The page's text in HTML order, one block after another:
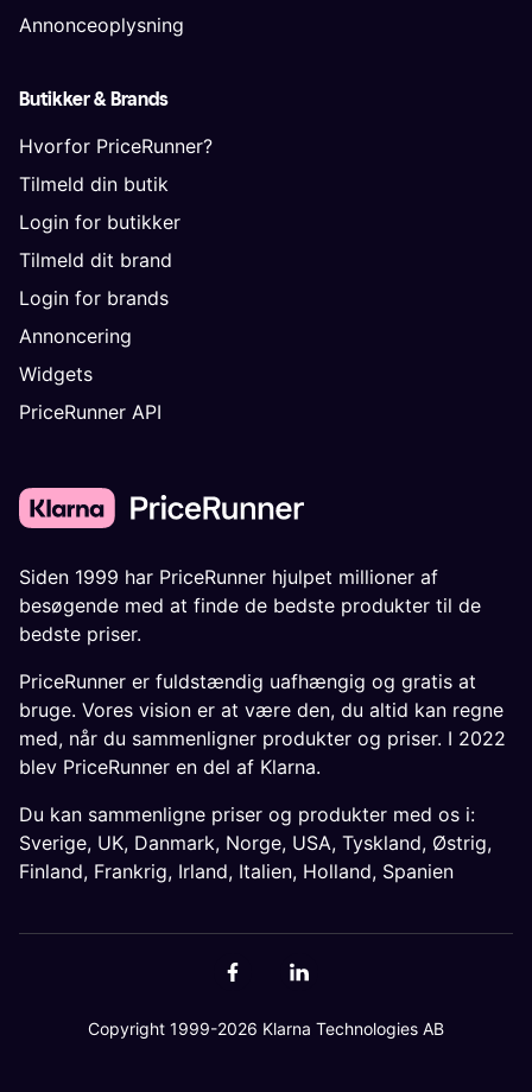
Annonceoplysning
Butikker & Brands
Hvorfor PriceRunner?
Tilmeld din butik
Login for butikker
Tilmeld dit brand
Login for brands
Annoncering
Widgets
PriceRunner API
Siden 1999 har PriceRunner hjulpet millioner af
besøgende med at finde de bedste produkter til de
bedste priser.
PriceRunner er fuldstændig uafhængig og gratis at
bruge. Vores vision er at være den, du altid kan regne
med, når du sammenligner produkter og priser. I 2022
blev PriceRunner en del af Klarna.
Du kan sammenligne priser og produkter med os i:
Sverige, UK, Danmark, Norge, USA, Tyskland, Østrig,
Finland, Frankrig, Irland, Italien, Holland, Spanien
Copyright 1999-2026 Klarna Technologies AB